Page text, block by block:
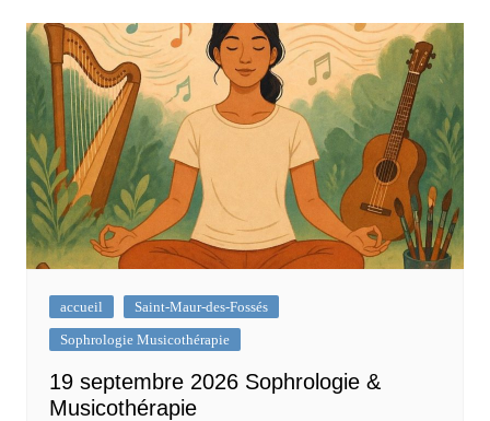
accueil
Saint-Maur-des-Fossés
Sophrologie Musicothérapie
19 septembre 2026 Sophrologie &
Musicothérapie